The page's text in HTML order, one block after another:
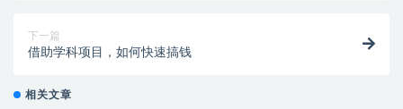
下一篇
借助学科项目，如何快速搞钱
相关文章